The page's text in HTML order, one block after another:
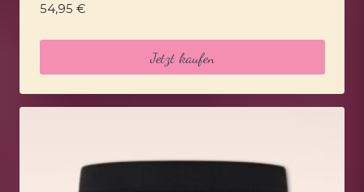
54,95 €
Jetzt kaufen